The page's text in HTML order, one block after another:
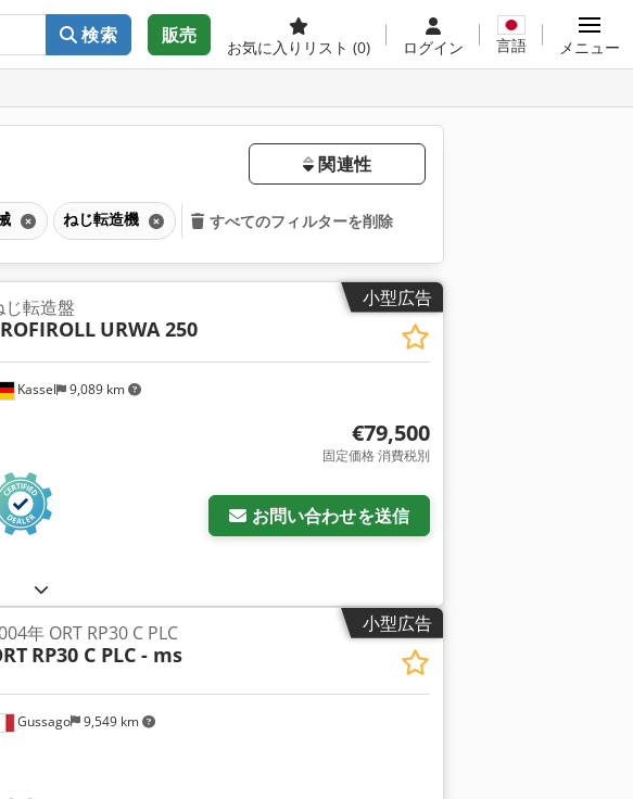
検索 販売
お気に入りリスト (0) ログイン 言語 メニュー
関連性
ねじ転造機 すべてのフィルターを削除
小型広告
Kassel 9,089 km
じ転造盤
URWA 250
€79,500
固定価格 消費税別
お問い合わせを送信
小型広告
Gussago 9,549 km
年 ORT RP30 C PLC
RP30 C PLC - ms